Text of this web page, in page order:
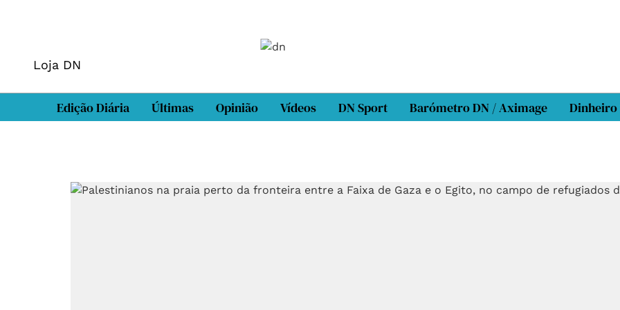
Loja DN
Edição Diária Últimas Opinião Vídeos DN Sport Barómetro DN / Aximage Dinheiro